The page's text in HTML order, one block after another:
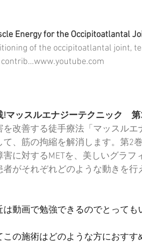
Energy for the Occipitoatlantal
of the occipitoatlantal joint,
contrib...www.youtube.com
!マッスルエナジーテクニック　第
を改善する徒手療法「マッスルエ
て、筋の拘縮を解消します。第2
害に対するMETを、美しいグラ
者がそれぞれどのような動きを行
は動画で勉強できるのでとっても
この施術はどのような方におすす